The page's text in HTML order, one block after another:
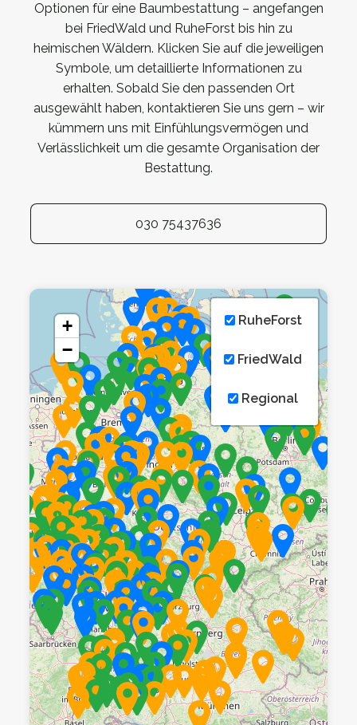
Optionen für eine Baumbestattung – angefangen
bei FriedWald und RuheForst bis hin zu
heimischen Wäldern. Klicken Sie auf die jeweiligen
Symbole, um detaillierte Informationen zu
erhalten. Sobald Sie den passenden Ort
ausgewählt haben, kontaktieren Sie uns gern – wir
kümmern uns mit Einfühlungsvermögen und
Verlässlichkeit um die gesamte Organisation der
Bestattung.
030 75437636
+
−
RuheForst
FriedWald
Regional